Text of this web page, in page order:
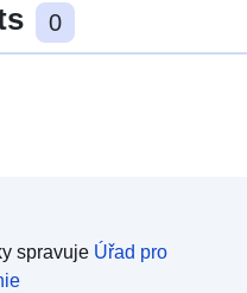
0
spravuje Úřad pro